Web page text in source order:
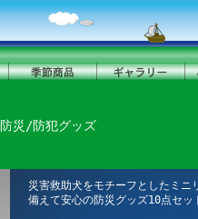
防災/防犯グッズ
災害救助犬をモチーフとしたミニ
備えて安心の防災グッズ10点セッ